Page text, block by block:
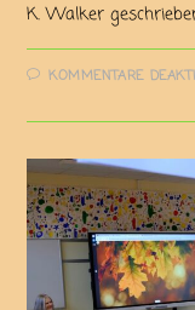
K. Walker
KOMMENTARE